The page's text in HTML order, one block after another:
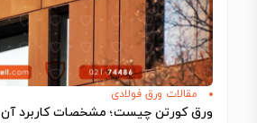
مقالات ورق فولادی
ورق کورتن چیست؛ مشخصات کاربرد آن